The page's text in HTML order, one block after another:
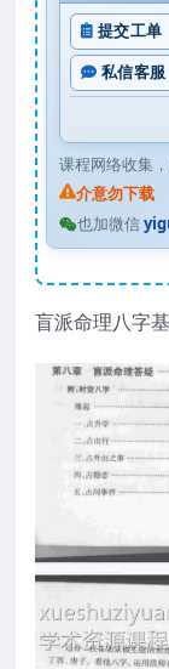
提交工单
私信客服
课程网络收集
介意勿下载
也加微信
盲派命理八字